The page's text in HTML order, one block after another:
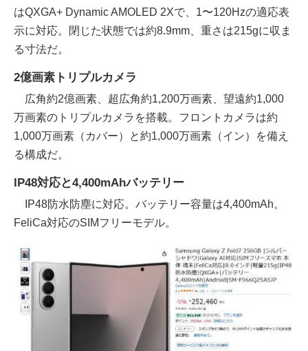
はQXGA+ Dynamic AMOLED 2Xで、1〜120Hzの適応表
示に対応。閉じた状態では約8.9mm、重さは215gに収ま
る寸法だ。
2億画素トリプルカメラ
広角約2億画素、超広角約1,200万画素、望遠約1,000
万画素のトリプルカメラを搭載。フロントカメラは約
1,000万画素（カバー）と約1,000万画素（イン）を備え
る構成だ。
IP48対応と4,400mAhバッテリー
IP48防水防塵に対応。バッテリー容量は4,400mAh。
FeliCa対応のSIMフリーモデル。